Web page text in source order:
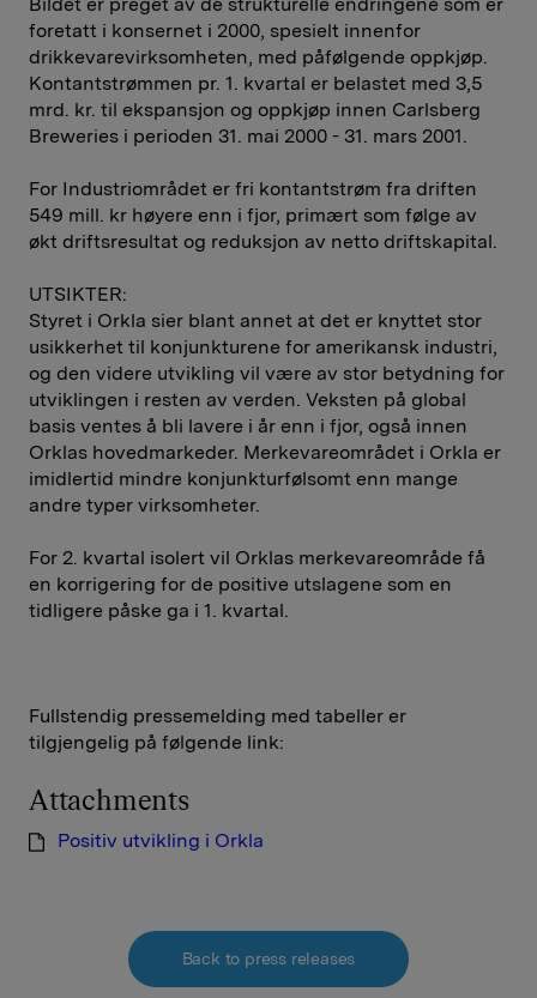
foretatt i konsernet i 2000, spesielt innenfor
drikkevarevirksomheten, med påfølgende oppkjøp.
Kontantstrømmen pr. 1. kvartal er belastet med 3,5
mrd. kr. til ekspansjon og oppkjøp innen Carlsberg
Breweries i perioden 31. mai 2000 - 31. mars 2001.
For Industriområdet er fri kontantstrøm fra driften
549 mill. kr høyere enn i fjor, primært som følge av
økt driftsresultat og reduksjon av netto driftskapital.
UTSIKTER:
Styret i Orkla sier blant annet at det er knyttet stor
usikkerhet til konjunkturene for amerikansk industri,
og den videre utvikling vil være av stor betydning for
utviklingen i resten av verden. Veksten på global
basis ventes å bli lavere i år enn i fjor, også innen
Orklas hovedmarkeder. Merkevareområdet i Orkla er
imidlertid mindre konjunkturfølsomt enn mange
andre typer virksomheter.
For 2. kvartal isolert vil Orklas merkevareområde få
en korrigering for de positive utslagene som en
tidligere påske ga i 1. kvartal.
Fullstendig pressemelding med tabeller er
tilgjengelig på følgende link:
Attachments
Positiv utvikling i Orkla
Back to press releases